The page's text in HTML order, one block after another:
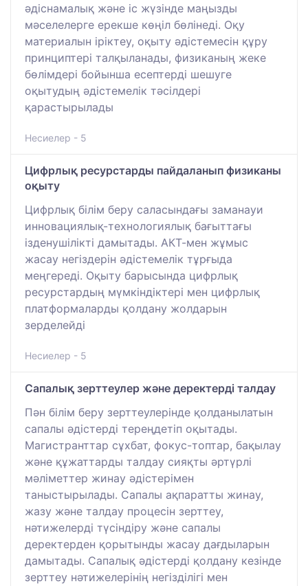
әдіснамалық және іс жүзінде маңызды
мәселелерге ерекше көңіл бөлінеді. Оқу
материалын іріктеу, оқыту әдістемесін құру
принциптері талқыланады, физиканың жеке
бөлімдері бойынша есептерді шешуге
оқытудың әдістемелік тәсілдері
қарастырылады
Несиелер - 5
Цифрлық ресурстарды пайдаланып физиканы
оқыту
Цифрлық білім беру саласындағы заманауи
инновациялық-технологиялық бағыттағы
ізденушілікті дамытады. АКТ-мен жұмыс
жасау негіздерін әдістемелік тұрғыда
меңгереді. Оқыту барысында цифрлық
ресурстардың мүмкіндіктері мен цифрлық
платформаларды қолдану жолдарын
зерделейді
Несиелер - 5
Сапалық зерттеулер және деректерді талдау
Пән білім беру зерттеулерінде қолданылатын
сапалы әдістерді тереңдетіп оқытады.
Магистранттар сұхбат, фокус-топтар, бақылау
және құжаттарды талдау сияқты әртүрлі
мәліметтер жинау әдістерімен
таныстырылады. Сапалы ақпаратты жинау,
жазу және талдау процесін зерттеу,
нәтижелерді түсіндіру және сапалы
деректерден қорытынды жасау дағдыларын
дамытады. Сапалық әдістерді қолдану кезінде
зерттеу нәтижелерінің негізділігі мен